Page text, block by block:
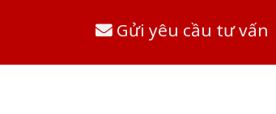
Gửi yêu cầu tư vấn